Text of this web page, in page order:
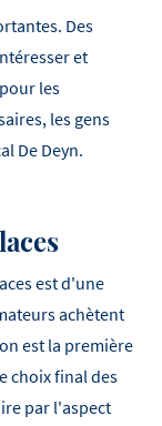
Des
et
les
les gens
De Deyn.
est d'une
achètent
est la première
choix final des
par l'aspect